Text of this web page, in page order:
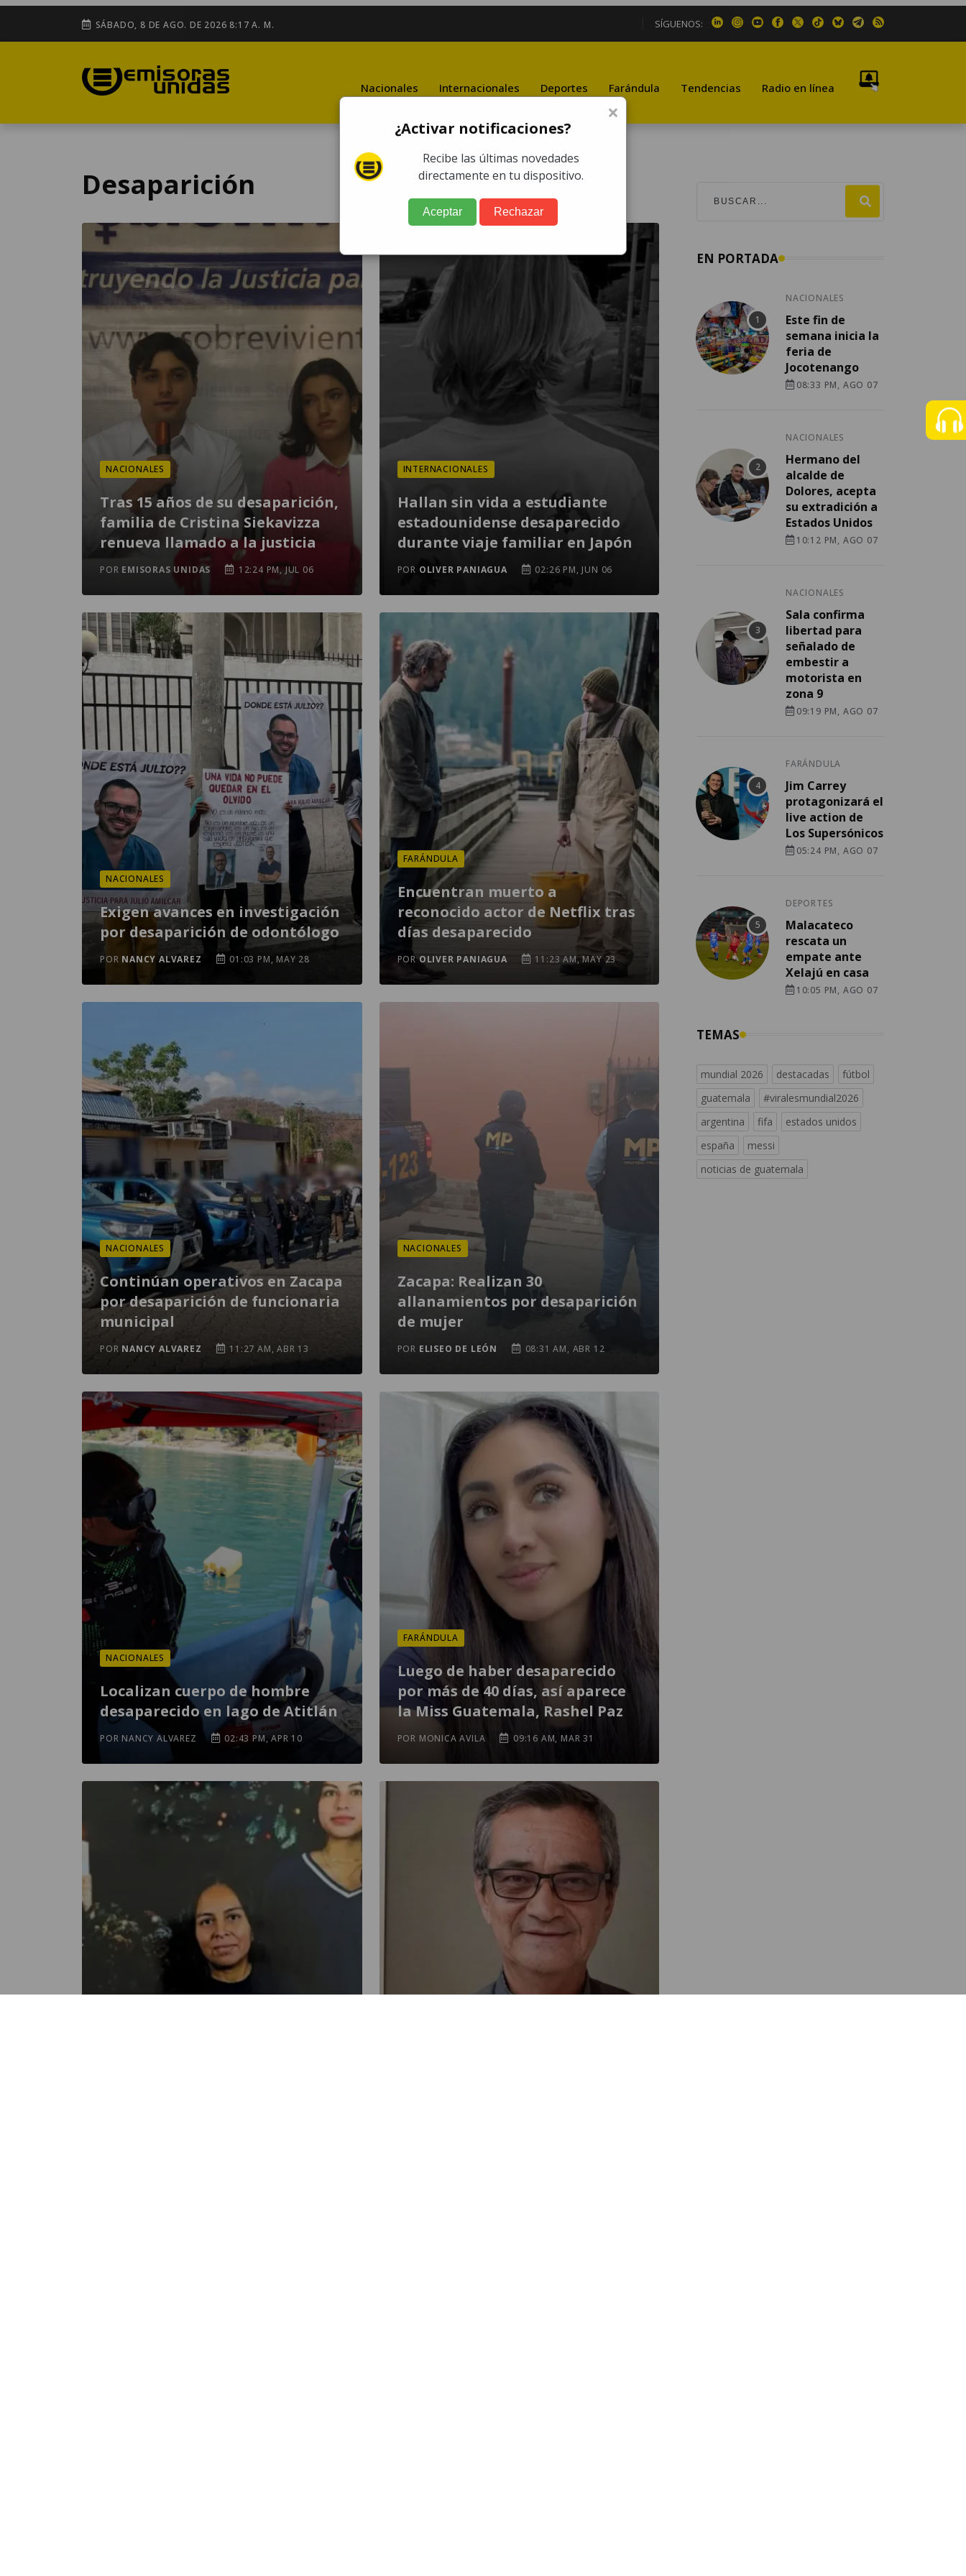
SÁBADO, 8 DE AGO. DE 2026 8:17 A. M. SÍGUENOS:
Nacionales Internacionales Deportes Farándula Tendencias Radio en línea
Desaparición
NACIONALES
Tras 15 años de su desaparición,
familia de Cristina Siekavizza
renueva llamado a la justicia
POR EMISORAS UNIDAS 12:24 PM, JUL 06
INTERNACIONALES
Hallan sin vida a estudiante
estadounidense desaparecido
durante viaje familiar en Japón
POR OLIVER PANIAGUA 02:26 PM, JUN 06
NACIONALES
Exigen avances en investigación
por desaparición de odontólogo
POR NANCY ALVAREZ 01:03 PM, MAY 28
FARÁNDULA
Encuentran muerto a
reconocido actor de Netflix tras
días desaparecido
POROLIVER PANIAGUA 11:23 AM, MAY 23
NACIONALES
Continúan operativos en Zacapa
por desaparición de funcionaria
municipal
POR NANCY ALVAREZ 11:27 AM, ABR 13
NACIONALES
Zacapa: Realizan 30
allanamientos por desaparición
de mujer
POR ELISEO DE LEÓN 08:31 AM, ABR 12
NACIONALES
Localizan cuerpo de hombre
desaparecido en lago de Atitlán
POR NANCY ALVAREZ 02:43 PM, APR 10
FARÁNDULA
Luego de haber desaparecido
por más de 40 días, así aparece
la Miss Guatemala, Rashel Paz
POR MONICA AVILA 09:16 AM, MAR 31
EN PORTADA
NACIONALES
Este fin de
semana inicia la
feria de
Jocotenango
08:33 PM, AGO 07
NACIONALES
Hermano del
alcalde de
Dolores, acepta
su extradición a
Estados Unidos
10:12 PM, AGO 07
NACIONALES
Sala confirma
libertad para
señalado de
embestir a
motorista en
zona 9
09:19 PM, AGO 07
FARÁNDULA
Jim Carrey
protagonizará el
live action de
Los Supersónicos
05:24 PM, AGO 07
DEPORTES
Malacateco
rescata un
empate ante
Xelajú en casa
10:05 PM, AGO 07
TEMAS
mundial 2026 destacadas
fútbol
guatemala
#viralesmundial2026
argentina
fifa
estados unidos
españa
messi
noticias de guatemala
×
¿Activar notificaciones?
Recibe las últimas novedades
directamente en tu dispositivo.
Aceptar Rechazar